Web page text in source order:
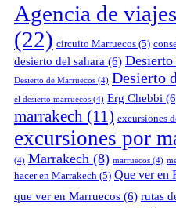
Agencia de
(22) circuito Marruecos (5)
desierto del sahara (6) Desierto
Desierto de Marruecos (4) Desierto
el desierto marruecos (4) Erg Chebbi
marrakech (11) excursiones
excursiones por
(4) Marrakech (8) marruecos (4)
hacer en Marrakech (5) Que ver en
que ver en Marruecos (6) rutas